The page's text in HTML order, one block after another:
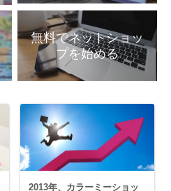
無料でネットショッ
プを始める
2013年、カラーミーショッ